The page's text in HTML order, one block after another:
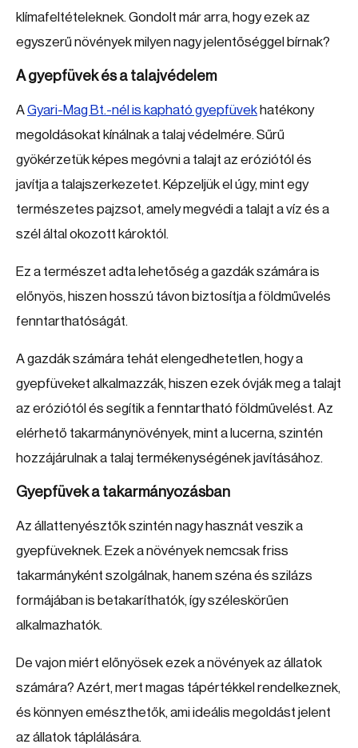
klímafeltételeknek. Gondolt már arra, hogy ezek az
egyszerű növények milyen nagy jelentőséggel bírnak?
A gyepfüvek és a talajvédelem
AGyari-Mag Bt.-nél is kapható gyepfüvek hatékony
megoldásokat kínálnak a talaj védelmére. Sűrű
gyökérzetük képes megóvni a talajt az eróziótól és
javítja a talajszerkezetet. Képzeljük el úgy, mint egy
természetes pajzsot, amely megvédi a talajt a víz és a
szél által okozott károktól.
Ez a természet adta lehetőség a gazdák számára is
előnyös, hiszen hosszú távon biztosítja a földművelés
fenntarthatóságát.
A gazdák számára tehát elengedhetetlen, hogy a
gyepfüveket alkalmazzák, hiszen ezek óvják meg a talajt
az eróziótól és segítik a fenntartható földművelést. Az
elérhető takarmánynövények, mint a lucerna, szintén
hozzájárulnak a talaj termékenységének javításához.
Gyepfüvek a takarmányozásban
Az állattenyésztők szintén nagy hasznát veszik a
gyepfüveknek. Ezek a növények nemcsak friss
takarmányként szolgálnak, hanem széna és szilázs
formájában is betakaríthatók, így széleskörűen
alkalmazhatók.
De vajon miért előnyösek ezek a növények az állatok
számára? Azért, mert magas tápértékkel rendelkeznek,
és könnyen emészthetők, ami ideális megoldást jelent
az állatok táplálására.